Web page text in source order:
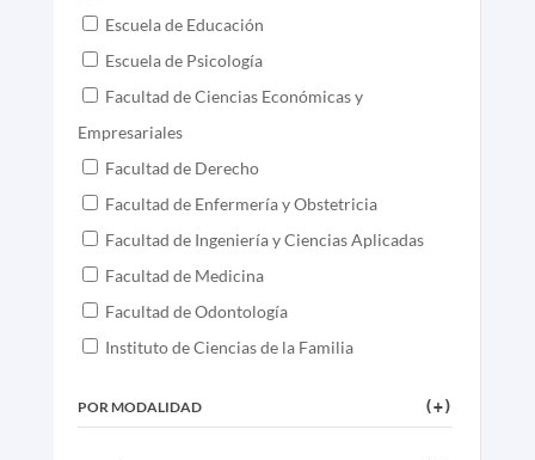
Escuela de Educación
Escuela de Psicología
Facultad de Ciencias Económicas y
Empresariales
Facultad de Derecho
Facultad de Enfermería y Obstetricia
Facultad de Ingeniería y Ciencias Aplicadas
Facultad de Medicina
Facultad de Odontología
Instituto de Ciencias de la Familia
POR MODALIDAD (+)